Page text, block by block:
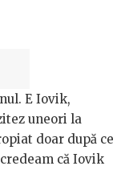
E Iovik,
uneori la
doar după ce
că Iovik